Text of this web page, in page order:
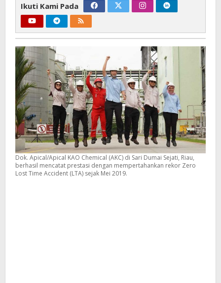
Ikuti Kami Pada
Dok. Apical/Apical KAO Chemical (AKC) di Sari Dumai Sejati, Riau,
berhasil mencatat prestasi dengan mempertahankan rekor Zero
Lost Time Accident (LTA) sejak Mei 2019.